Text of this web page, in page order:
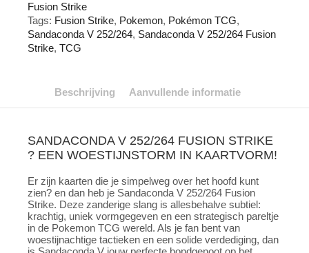
Fusion Strike
Tags: Fusion Strike, Pokemon, Pokémon TCG,
Sandaconda V 252/264, Sandaconda V 252/264 Fusion
Strike, TCG
Beschrijving Aanvullende informatie
SANDACONDA V 252/264 FUSION STRIKE
? EEN WOESTIJNSTORM IN KAARTVORM!
Er zijn kaarten die je simpelweg over het hoofd kunt
zien? en dan heb je Sandaconda V 252/264 Fusion
Strike. Deze zanderige slang is allesbehalve subtiel:
krachtig, uniek vormgegeven en een strategisch pareltje
in de Pokemon TCG wereld. Als je fan bent van
woestijnachtige tactieken en een solide verdediging, dan